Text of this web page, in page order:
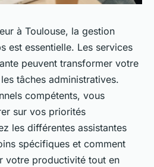
à Toulouse, la gestion
est essentielle. Les services
peuvent transformer votre
tâches administratives.
compétents, vous
sur vos priorités
les différentes assistantes
spécifiques et comment
votre productivité tout en